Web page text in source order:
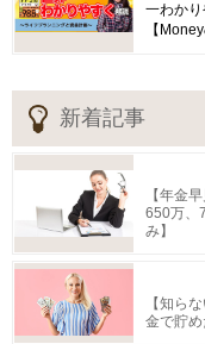
一わか
【
新着記事
【年金
650万、
み】
【知ら
金で貯